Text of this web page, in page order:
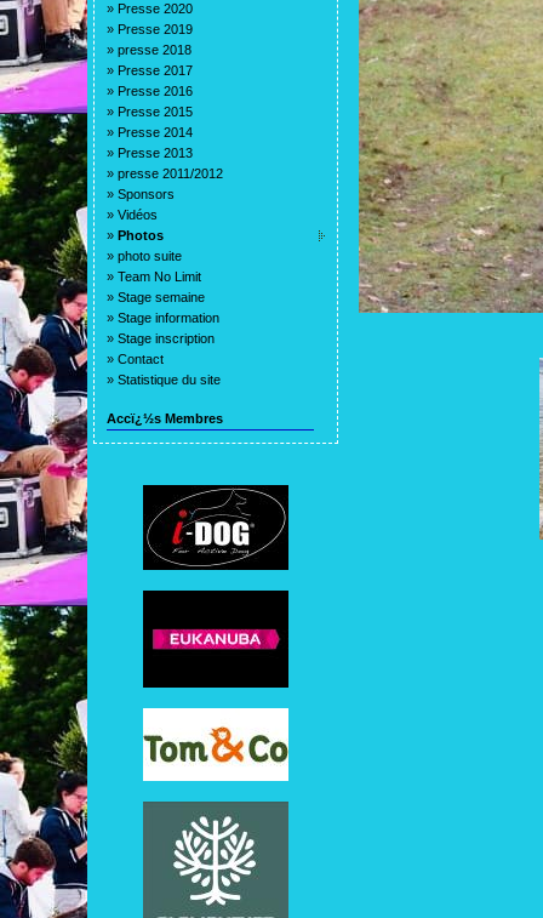
» Presse 2020
» Presse 2019
» presse 2018
» Presse 2017
» Presse 2016
» Presse 2015
» Presse 2014
» Presse 2013
» presse 2011/2012
» Sponsors
» Vidéos
» Photos
» photo suite
» Team No Limit
» Stage semaine
» Stage information
» Stage inscription
» Contact
» Statistique du site
Accï¿½s Membres